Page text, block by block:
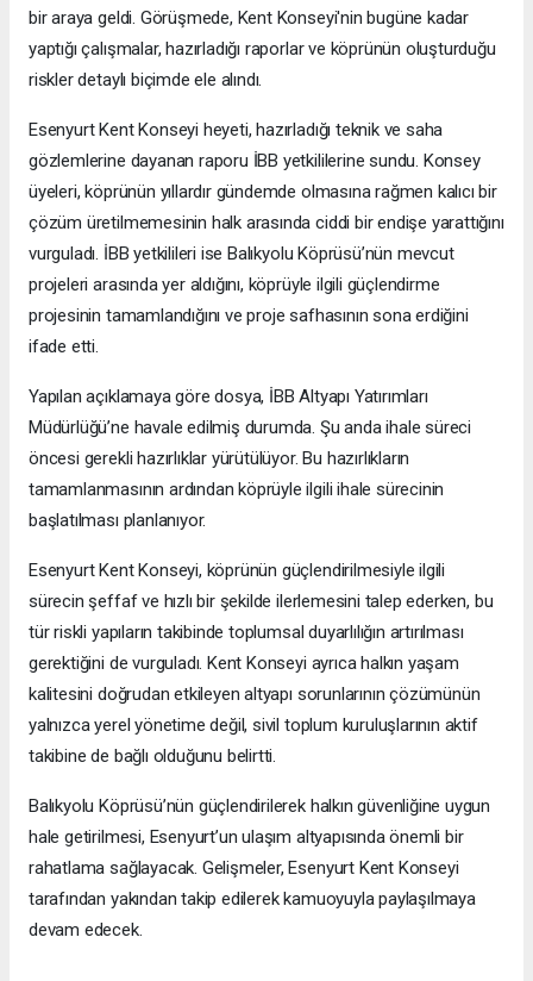
bir araya geldi. Görüşmede, Kent Konseyi'nin bugüne kadar
yaptığı çalışmalar, hazırladığı raporlar ve köprünün oluşturduğu
riskler detaylı biçimde ele alındı.
Esenyurt Kent Konseyi heyeti, hazırladığı teknik ve saha
gözlemlerine dayanan raporu İBB yetkililerine sundu. Konsey
üyeleri, köprünün yıllardır gündemde olmasına rağmen kalıcı bir
çözüm üretilmemesinin halk arasında ciddi bir endişe yarattığını
vurguladı. İBB yetkilileri ise Balıkyolu Köprüsü’nün mevcut
projeleri arasında yer aldığını, köprüyle ilgili güçlendirme
projesinin tamamlandığını ve proje safhasının sona erdiğini
ifade etti.
Yapılan açıklamaya göre dosya, İBB Altyapı Yatırımları
Müdürlüğü’ne havale edilmiş durumda. Şu anda ihale süreci
öncesi gerekli hazırlıklar yürütülüyor. Bu hazırlıkların
tamamlanmasının ardından köprüyle ilgili ihale sürecinin
başlatılması planlanıyor.
Esenyurt Kent Konseyi, köprünün güçlendirilmesiyle ilgili
sürecin şeffaf ve hızlı bir şekilde ilerlemesini talep ederken, bu
tür riskli yapıların takibinde toplumsal duyarlılığın artırılması
gerektiğini de vurguladı. Kent Konseyi ayrıca halkın yaşam
kalitesini doğrudan etkileyen altyapı sorunlarının çözümünün
yalnızca yerel yönetime değil, sivil toplum kuruluşlarının aktif
takibine de bağlı olduğunu belirtti.
Balıkyolu Köprüsü’nün güçlendirilerek halkın güvenliğine uygun
hale getirilmesi, Esenyurt’un ulaşım altyapısında önemli bir
rahatlama sağlayacak. Gelişmeler, Esenyurt Kent Konseyi
tarafından yakından takip edilerek kamuoyuyla paylaşılmaya
devam edecek.